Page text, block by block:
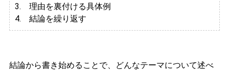
3. 理由を裏付ける具体例
4. 結論を繰り返す
結論から書き始めることで、どんなテーマについて述べ